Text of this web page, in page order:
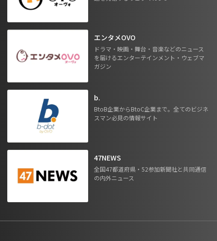
エンタメOVO
ドラマ・映画・舞台・音楽などのニュース
を届けるエンターテインメント・ウェブマ
ガジン
b.
BtoB企業からBtoC企業まで。全てのビジネ
スマン必見の情報サイト
47NEWS
全国47都道府県・52参加新聞社と共同通信
の内外ニュース